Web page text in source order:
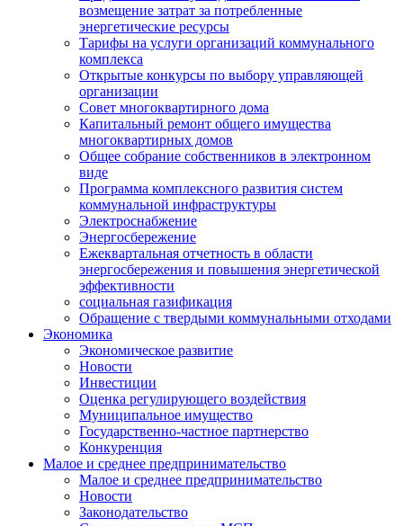
возмещение затрат за потребленные
энергетические ресурсы
Тарифы на услуги организаций коммунального
комплекса
Открытые конкурсы по выбору управляющей
организации
Совет многоквартирного дома
Капитальный ремонт общего имущества
многоквартирных домов
Общее собрание собственников в электронном
виде
Программа комплексного развития систем
коммунальной инфраструктуры
Электроснабжение
Энергосбережение
Ежеквартальная отчетность в области
энергосбережения и повышения энергетической
эффективности
социальная газификация
Обращение с твердыми коммунальными отходами
Экономика
Экономическое развитие
Новости
Инвестиции
Оценка регулирующего воздействия
Муниципальное имущество
Государственно-частное партнерство
Конкуренция
Малое и среднее предпринимательство
Малое и среднее предпринимательство
Новости
Законодательство